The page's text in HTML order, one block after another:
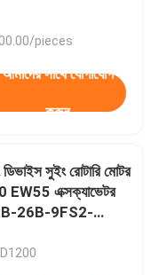
pieces
আমাদের সাথে যোগাযোগ
করুন
সুইং রোটারি মোটর
এক্সক্যাভেটর
2B-26B-9FS2-